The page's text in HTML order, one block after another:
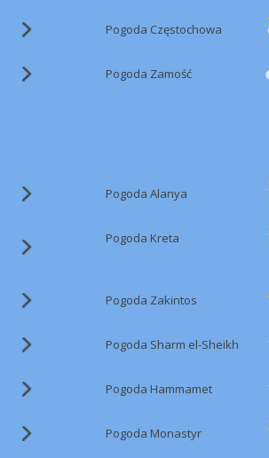
Pogoda Częstochowa
Pogoda Zamość
Pogoda Alanya
Pogoda Kreta
Pogoda Zakintos
Pogoda Sharm el-Sheikh
Pogoda Hammamet
Pogoda Monastyr